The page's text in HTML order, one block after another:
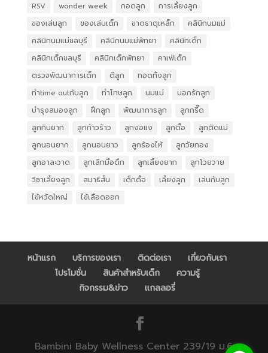
RSV wonder week กอดลูก
การเลี้ยงลูก
ของเล่นลูก
ของเล่นเด็ก ขาดธาตุเหล็ก
คลินิกนมแม่
คลินิกนมแม่ชลบุรี
คลินิกนมแม่พัทยา
คลินิกเด็ก
คลินิกเด็กชลบุรี
คลินิกเด็กพัทยา
คาเฟ่เด็ก
ตรวจพัฒนาการเด็ก
ตีลูก
ทอดทิ้งลูก
ทำtime outกับลูก
ทำโทษลูก นมแม่
บอกรักลูก
บำรุงสมองลูก
ฝึกลูก พัฒนาการลูก
ลูกกรี๊ด
ลูกกินยาก
ลูกก้าวร้าว ลูกงอแง ลูกดื้อ
ลูกติดแม่
ลูกนอนยาก
ลูกนอนยาว ลูกร้องไห้
ลูกวัยทอง
ลูกอาละวาด
ลูกเลิกมื้อดึก ลูกเลี้ยงยาก
ลูกโวยวาย
วิชาเลี้ยงลูก
สมาธิสั้น เด็กดื้อ เลี้ยงลูก
เล่นกับลูก
ไข้หวัดใหญ่
ไข้เลือดออก
หน้าแรก บริการของเรา ติดต่อเรา
เกี่ยวกับเรา
โปรโมชั่น
สินค้าสำหรับเด็ก
ความรู้
กิจกรรม&ข่าว
แกลลอรี่
Bambini Baby Wellness Center 239/19 ม.6